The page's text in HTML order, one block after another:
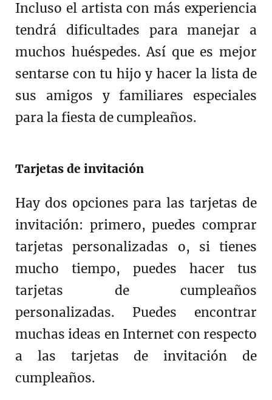
Incluso el artista con más experiencia
tendrá dificultades para manejar a
muchos huéspedes. Así que es mejor
sentarse con tu hijo y hacer la lista de
sus amigos y familiares especiales
para la fiesta de cumpleaños.
Tarjetas de invitación
Hay dos opciones para las tarjetas de
invitación: primero, puedes comprar
tarjetas personalizadas o, si tienes
mucho tiempo, puedes hacer tus
tarjetas de cumpleaños
personalizadas. Puedes encontrar
muchas ideas en Internet con respecto
a las tarjetas de invitación de
cumpleaños.